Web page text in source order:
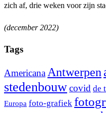
zich af, drie weken voor zijn
(december 2022)
Tags
Americana Antwerpen
stedenbouwcovid de
Europa foto-grafiek